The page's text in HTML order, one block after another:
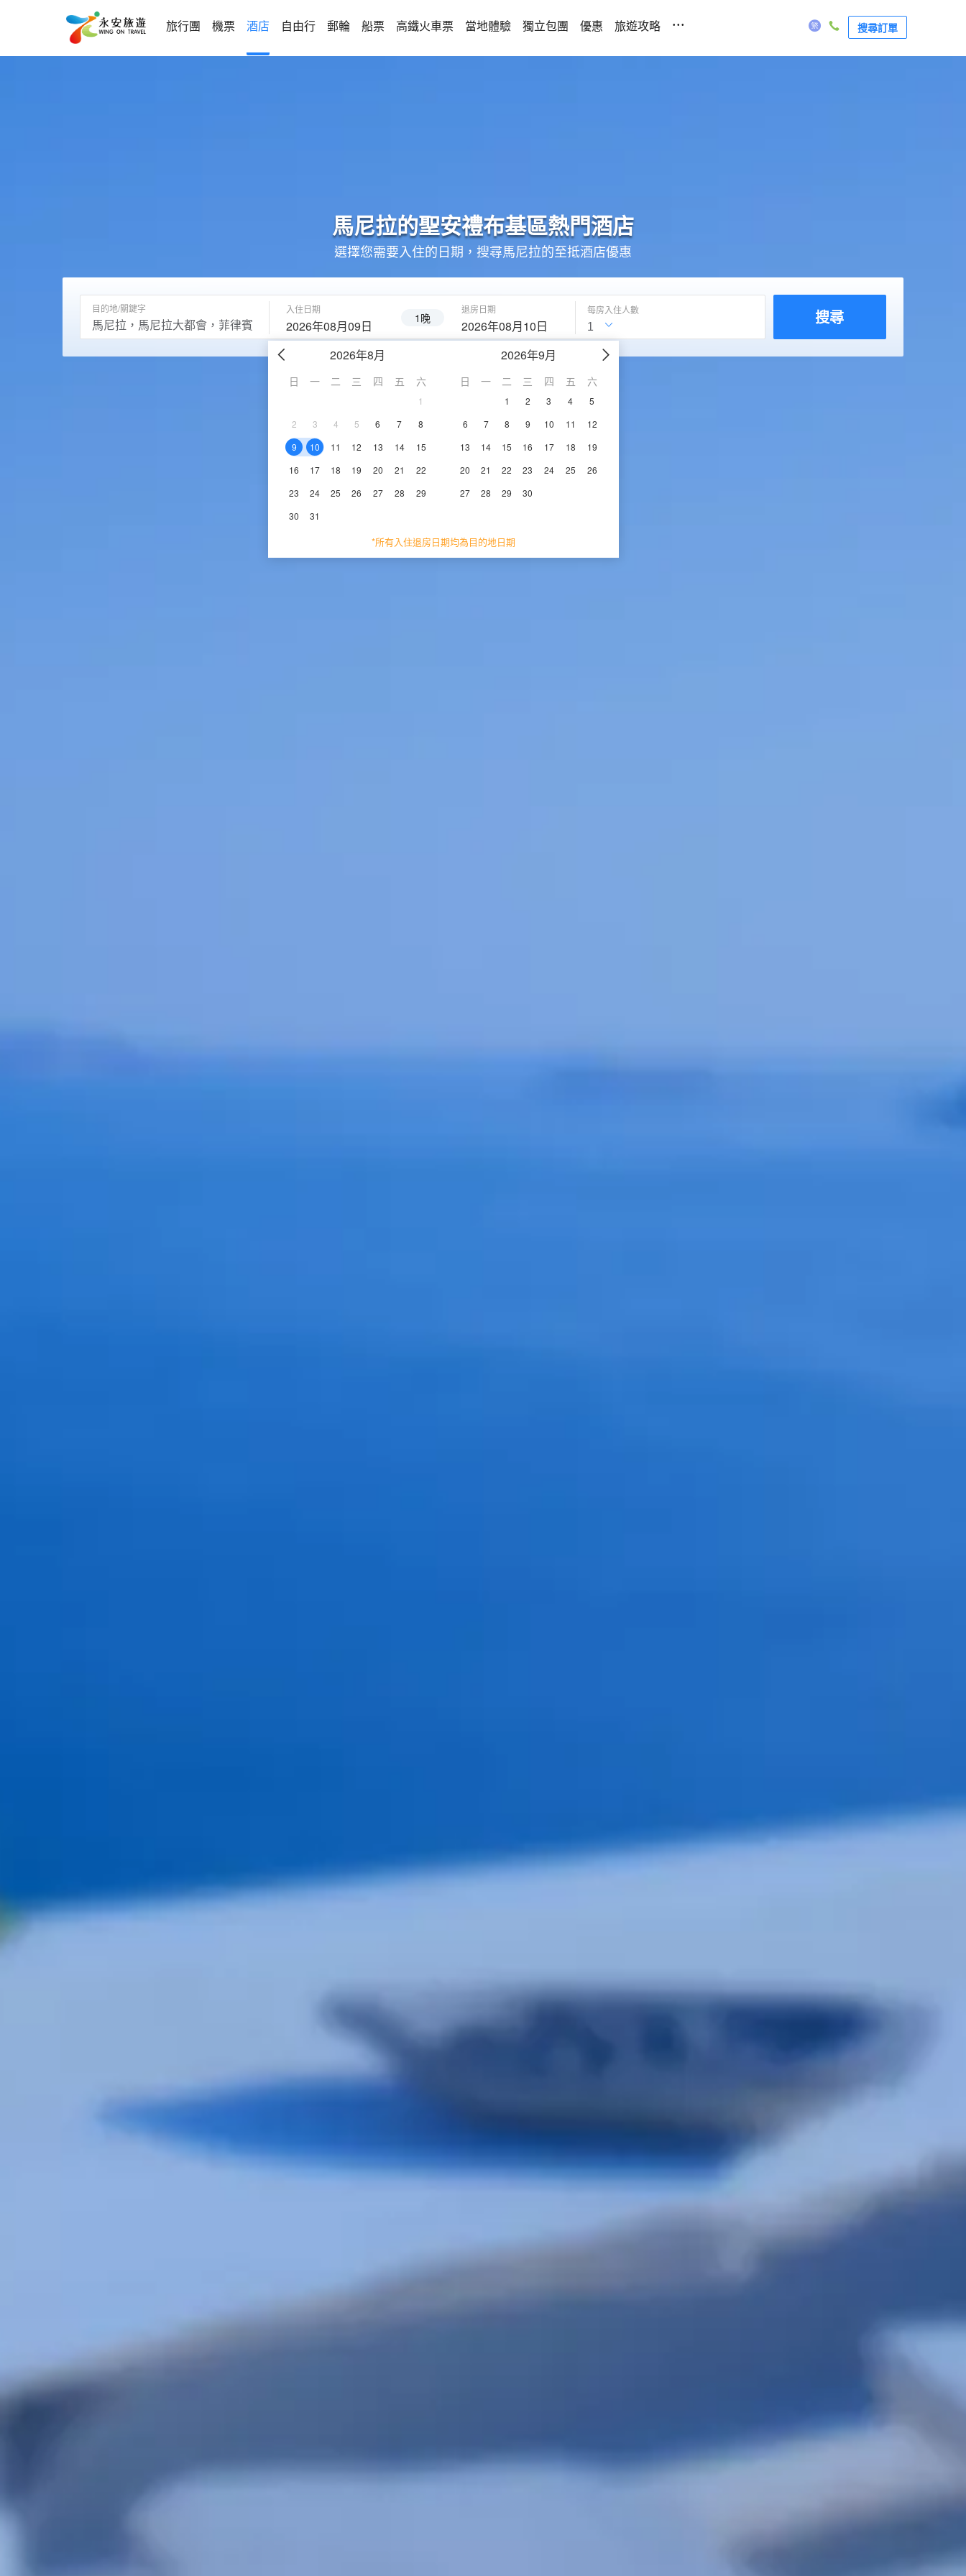
旅行團 機票 酒店 自由行 郵輪 船票 高鐵火車票 當地體驗 獨立包團 優惠 旅遊攻略 ... 搜尋訂單
馬尼拉的聖安禮布基區熱門酒店
選擇您需要入住的日期，搜尋馬尼拉的至抵酒店優惠
目的地/關鍵字 入住日期
2026年08月09日 1晚
退房日期
2026年08月10日
2026年8月
日 一 二 三 四 五 六
1
2
3 4 5 6 7
8
9
10 11 12 13 14
15
16
17 18 19 20 21
22
23
24 25 26 27 28
29
30
31
2026年9月
日 一 二 三 四 五 六
1 2 3 4
5
6
7 8 9 10 11
12
13
14 15 16 17 18
19
20
21 22 23 24 25
26
27
28 29 30
*所有入住退房日期均為目的地日期
每房入住人數 搜尋